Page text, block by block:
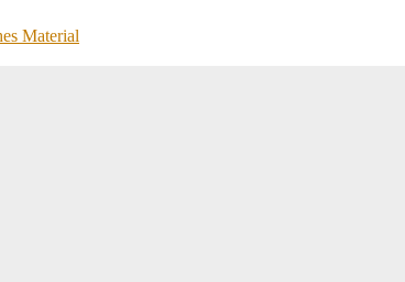
Material